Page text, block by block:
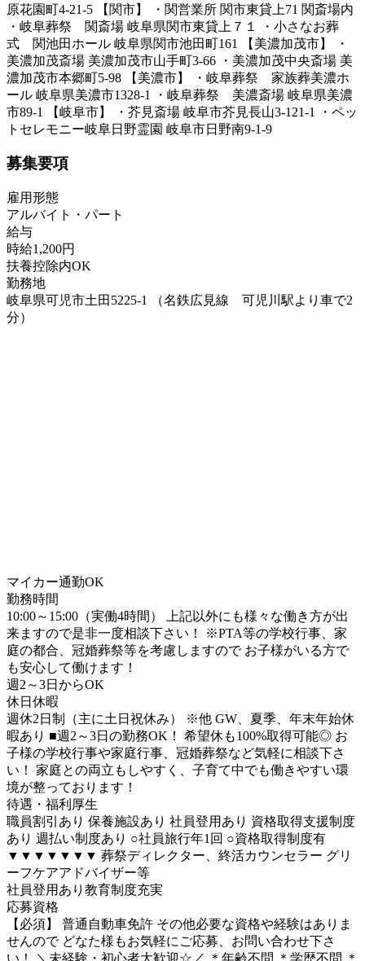
原花園町4-21-5 【関市】 ・関営業所 関市東貸上71 関斎場内
・岐阜葬祭 関斎場 岐阜県関市東貸上７１ ・小さなお葬
式 関池田ホール 岐阜県関市池田町161 【美濃加茂市】 ・
美濃加茂斎場 美濃加茂市山手町3-66 ・美濃加茂中央斎場 美
濃加茂市本郷町5-98 【美濃市】 ・岐阜葬祭 家族葬美濃ホ
ール 岐阜県美濃市1328-1 ・岐阜葬祭 美濃斎場 岐阜県美濃
市89-1 【岐阜市】 ・芥見斎場 岐阜市芥見長山3-121-1 ・ペッ
トセレモニー岐阜日野霊園 岐阜市日野南9-1-9
募集要項
雇用形態
アルバイト・パート
給与
時給1,200円
扶養控除内OK
勤務地
岐阜県可児市土田5225-1 （名鉄広見線 可児川駅より車で2
分）
マイカー通勤OK
勤務時間
10:00～15:00（実働4時間） 上記以外にも様々な働き方が出
来ますので是非一度相談下さい！ ※PTA等の学校行事、家
庭の都合、冠婚葬祭等を考慮しますので お子様がいる方で
も安心して働けます！
週2～3日からOK
休日休暇
週休2日制（主に土日祝休み） ※他 GW、夏季、年末年始休
暇あり ■週2～3日の勤務OK！ 希望休も100%取得可能◎ お
子様の学校行事や家庭行事、冠婚葬祭など気軽に相談下さ
い！ 家庭との両立もしやすく、子育て中でも働きやすい環
境が整っております！
待遇・福利厚生
職員割引あり 保養施設あり 社員登用あり 資格取得支援制度
あり 週払い制度あり ○社員旅行年1回 ○資格取得制度有
▼▼▼▼▼▼▼ 葬祭ディレクター、終活カウンセラー グリ
ーフケアアドバイザー等
社員登用あり 教育制度充実
応募資格
【必須】 普通自動車免許 その他必要な資格や経験はありま
せんので どなた様もお気軽にご応募、お問い合わせ下さ